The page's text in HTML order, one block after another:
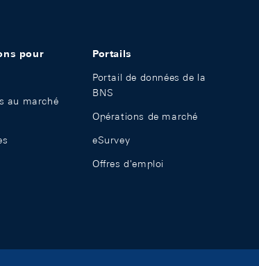
pour
au marché
Portails
Portail de données de la
BNS
Opérations de marché
eSurvey
Offres d'emploi